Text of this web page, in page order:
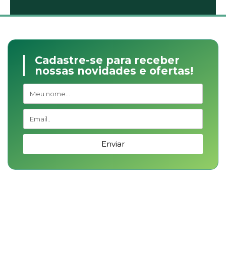
Cadastre-se para receber
nossas novidades e ofertas!
Enviar